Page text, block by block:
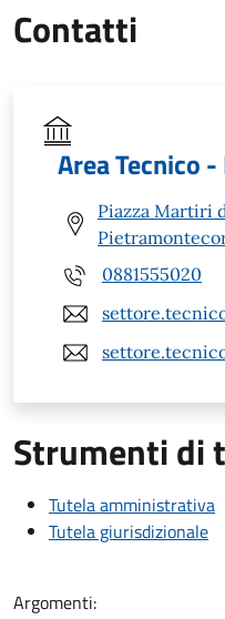
Contatti
Area Tecnico
Piazza Martiri
0881555020
Strumenti di
Tutela amministrativa
Tutela giurisdizionale
Argomenti: